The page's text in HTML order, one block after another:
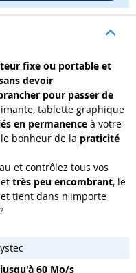
fixe ou portable et
devoir
pour passer de
tablette graphique
en permanence à votre
bonheur de la praticité
et contrôlez tous vos
très peu encombrant, le
tient dans n'importe
jusqu'à 60 Mo/s